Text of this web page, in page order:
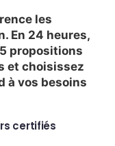
les
En 24 heures,
propositions
et choisissez
à vos besoins
certifiés